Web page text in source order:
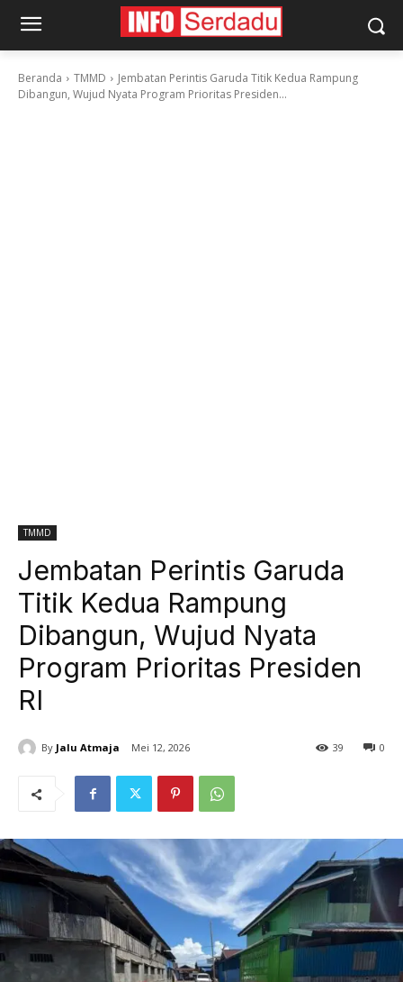
Beranda TMMD
Jembatan Perintis Garuda Titik Kedua Rampung
Dibangun, Wujud Nyata Program Prioritas Presiden...
TMMD
Jembatan Perintis Garuda
Titik Kedua Rampung
Dibangun, Wujud Nyata
Program Prioritas Presiden
RI
By Jalu Atmaja Mei 12, 2026 0
39